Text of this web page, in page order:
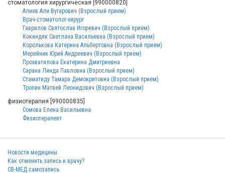
стоматология хирургическая [990000820]
Алиев Али Вугарович (Взрослый прием)
Врач-стоматолог-хирург
Гаврилов Святослав Игоревич (Взрослый прием)
Кокиндяк Светлана Васильевна (Взрослый прием)
Королькова Катерина Альбертовна (Взрослый прием)
Мерейник Юрий Андреевич (Взрослый прием)
Прохватилова Екатерина Дмитриевна
Сарана Линда Павловна (Взрослый прием)
Стаматиду Тамара Демокритовна (Взрослый прием)
Тропин Матвей Леонидович (Взрослый прием)
физиотерапия [990000835]
Сомова Елена Васильевна
Физиотерапевт
Новости медицины
Как отменить запись к врачу?
СВ-МЕД самозапись